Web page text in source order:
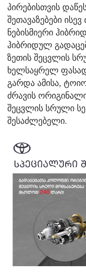
პირებისთვის
შეთავაზებები
ნებისმიერი
ჰიბრიდულ
ზეთის შეცვლის
ხელსაყრელ
გარდა ამისა,
ძრავის
შეცვლის სრული
შესაძლებელი.